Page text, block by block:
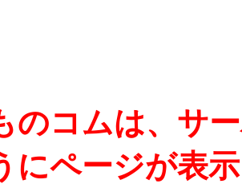
のコムは、サ
にページが表